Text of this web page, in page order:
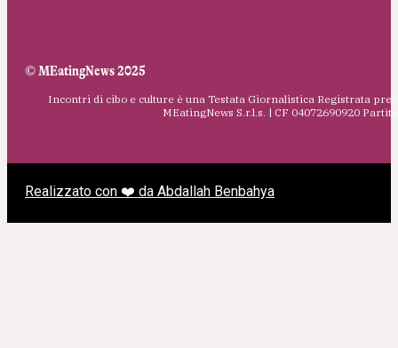
© MEatingNews 2025
Incontri di cibo e culture è una Testata Giornalistica Registrata
MEatingNews S.r.l.s. | CF 04072690920
Realizzato con ❤️ da Abdallah Benbahya